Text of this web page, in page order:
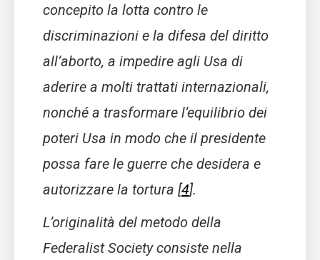
concepito la lotta contro le
discriminazioni e la difesa del diritto
all’aborto, a impedire agli Usa di
aderire a molti trattati internazionali,
nonché a trasformare l’equilibrio dei
poteri Usa in modo che il presidente
possa fare le guerre che desidera e
autorizzare la tortura [4].
L’originalità del metodo della
Federalist Society consiste nella